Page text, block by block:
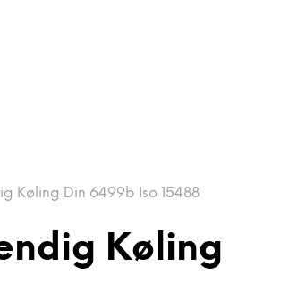
Køling Din 6499b Iso 15488
Køling